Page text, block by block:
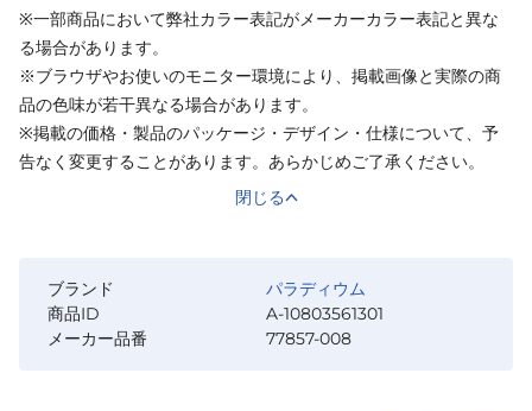
※一部商品において弊社カラー表記がメーカーカラー表記と異な
る場合があります。
※ブラウザやお使いのモニター環境により、掲載画像と実際の商
品の色味が若干異なる場合があります。
※掲載の価格・製品のパッケージ・デザイン・仕様について、予
告なく変更することがあります。あらかじめご了承ください。
閉じる
ブランド
パラディウム
商品ID
A-10803561301
メーカー品番
77857-008